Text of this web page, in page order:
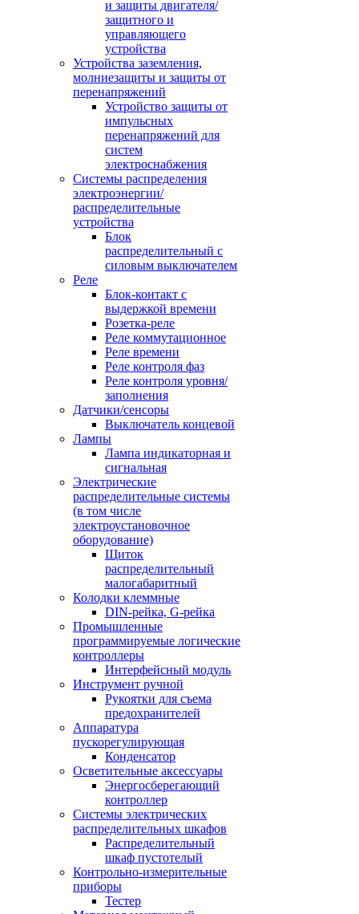
и защиты двигателя/
защитного и
управляющего
устройства
Устройства заземления,
молниезащиты и защиты от
перенапряжений
Устройство защиты от
импульсных
перенапряжений для
систем
электроснабжения
Системы распределения
электроэнергии/
распределительные
устройства
Блок
распределительный с
силовым выключателем
Реле
Блок-контакт с
выдержкой времени
Розетка-реле
Реле коммутационное
Реле времени
Реле контроля фаз
Реле контроля уровня/
заполнения
Датчики/сенсоры
Выключатель концевой
Лампы
Лампа индикаторная и
сигнальная
Электрические
распределительные системы
(в том числе
электроустановочное
оборудование)
Щиток
распределительный
малогабаритный
Колодки клеммные
DIN-рейка, G-рейка
Промышленные
программируемые логические
контроллеры
Интерфейсный модуль
Инструмент ручной
Рукоятки для съема
предохранителей
Аппаратура
пускорегулирующая
Конденсатор
Осветительные аксессуары
Энергосберегающий
контроллер
Системы электрических
распределительных шкафов
Распределительный
шкаф пустотелый
Контрольно-измерительные
приборы
Тестер